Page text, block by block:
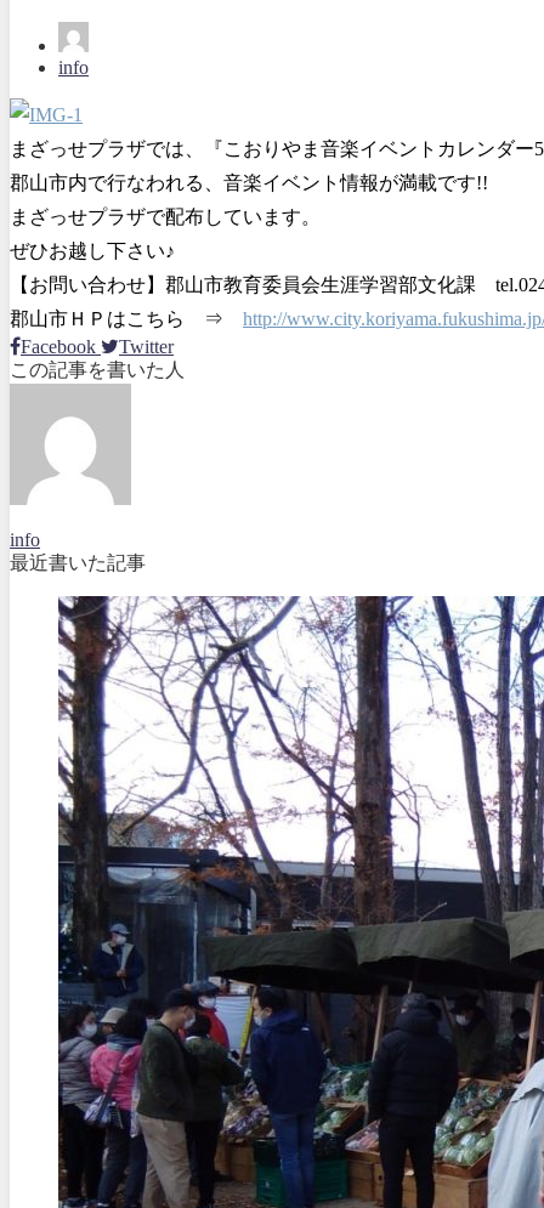
info
まざっせプラザでは、『こおりやま音楽イベントカレンダー
郡山市内で行なわれる、音楽イベント情報が満載です!!
まざっせプラザで配布しています。
ぜひお越し下さい♪
【お問い合わせ】郡山市教育委員会生涯学習部文化課
郡山市ＨＰはこちら ⇒ http://
Facebook
Twitter
この記事を書いた人
info
最近書いた記事